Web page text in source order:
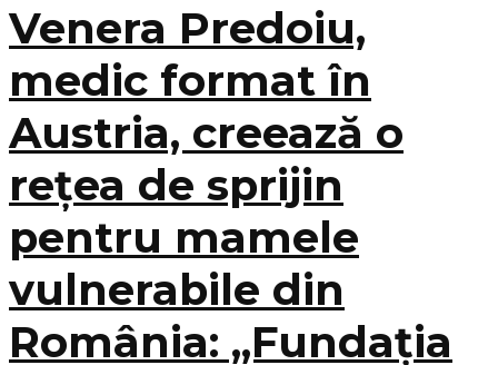
Venera Predoiu,
medic format în
Austria, creează o
rețea de sprijin
pentru mamele
vulnerabile din
România: „Fundația